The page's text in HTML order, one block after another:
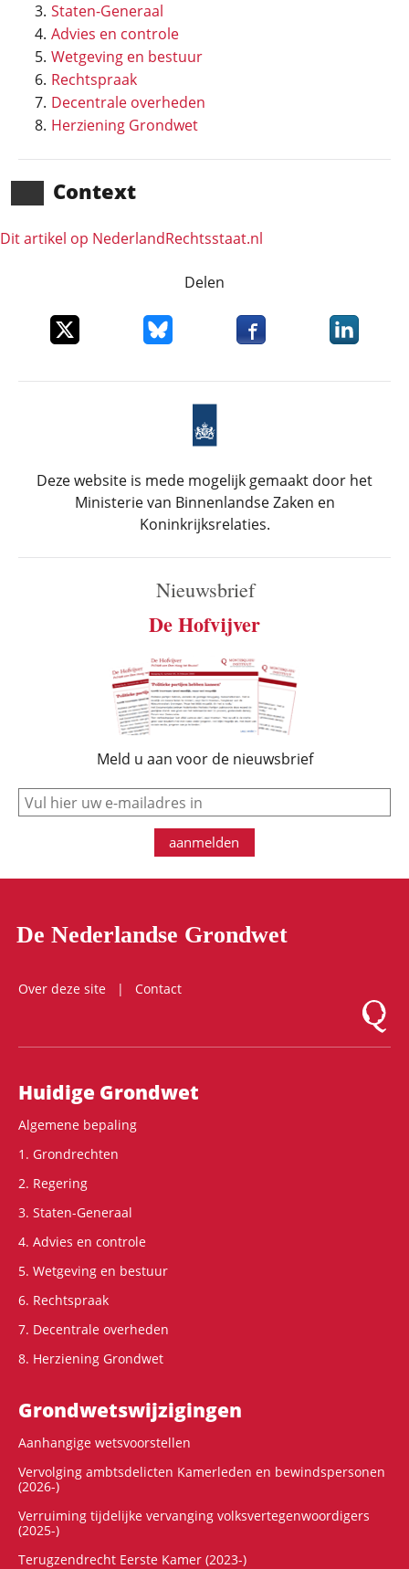
Staten-Generaal
Advies en controle
Wetgeving en bestuur
Rechtspraak
Decentrale overheden
Herziening Grondwet
Context
Dit artikel op NederlandRechts­staat.nl
Delen
Deel dit item op XDeel dit item op Bluesky
Deel dit item opDeel dit
Deze website is mede mogelijk gemaakt door het
Ministerie van Binnenlandse Zaken en
Koninkrijksrelaties.
Nieuwsbrief
De Hofvijver
Meld u aan voor de nieuwsbrief
e-mail
aanmelden
De Nederlandse Grondwet
Over deze site
Contact
Logo
Hoofdnavigatie
Huidige Grondwet
Algemene bepaling
1. Grondrechten
2. Regering
3. Staten-Generaal
4. Advies en controle
5. Wetgeving en bestuur
6. Rechtspraak
7. Decentrale overheden
8. Herziening Grondwet
Grondwets­wijzigingen
Aanhangige wetsvoorstellen
Vervolging ambtsdelicten Kamerleden en bewindspersonen
(2026-)
Verruiming tijdelijke vervanging volksvertegenwoordigers
(2025-)
Terugzendrecht Eerste Kamer (2023-)